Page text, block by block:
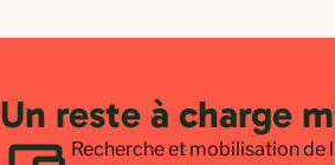
Un reste à charge
Recherche et mobilisation de